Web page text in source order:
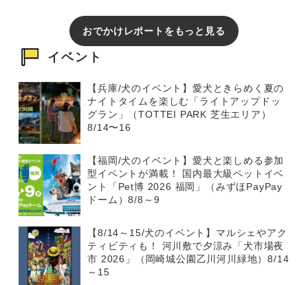
おでかけレポートをもっと見る
イベント
【兵庫/犬のイベント】愛犬ときらめく夏の
ナイトタイムを楽しむ「ライトアップドッ
グラン」（TOTTEI PARK 芝生エリア）
8/14〜16
【福岡/犬のイベント】愛犬と楽しめる参加
型イベントが満載！ 国内最大級ペットイベ
ント「Pet博 2026 福岡」（みずほPayPay
ドーム）8/8～9
【8/14～15/犬のイベント】マルシェやアク
ティビティも！ 河川敷で夕涼み「犬市場夜
市 2026」（岡崎城公園乙川河川緑地）8/14
～15